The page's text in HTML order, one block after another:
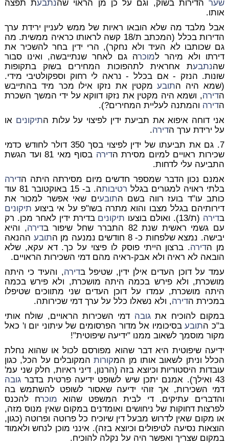
שערהדירות בשוק, וגם על כן מן הראוי שהנתבעת תפצה
אותו.
אבל מלבד מה שלא הובאו ראיות של ממש לעניין ירידת ערך
הדירות בכלל (המכתב ת/18 קשה לראותו כראיה ממשית. מה
גם שכותבו לא העיד ולא נחקר), הרי ידין בחר להשכיר את
דירתו ולא מיהר למוכרה גם לאחר שנתייבשה, ואינו סבור
שהנתבעת אחראית לתהפוכות המחירים בשוק בתקופות
שונות. הנזק - אם בכלל - נראה לי רחוק וספקולטיבי מידי.
(שמא היה התובעמקטין את נזקו אילו מכר מיד בהתייבש
הדירה, ושמא היה מקטין את נזקו דווקא על ידי המשך השכרת
הדירה והמתנה לעליית המחירים?).
אני דוחה איפוא את תביעת ידין לפיצוי על עלות התיקונים או
על ירידת ערך הדירה.
7. גם את תביעתו של ידין לפיצוי בסך 350 דולר לחודש כדמי
שכירות ראויים למיום מסירת הדירה
בסוף מאי 81 ועד הגשת
התביעה עלי לדחות.
אמנם נכון הדבר שמספר חדשים מיום מסירתה היתה הדירה
בלתי ראויה למגורים בגלל רטיבות
ה. ב- 15 באוקטובר 81 עוד
כותב עו"ד בועז רווה בשם התובעים שאי אפשר למכור את
דירותיהם בגלל מצבו והוא מתרה בשו"פ על אי ביצוע תיקונים
בדירה (ת/13). ואולם בוצעו תיקונים בדירת ידין לאחר מכן. רק
עם גשמי ראשית שנת 82 התברר שחל שיפור ב
דירה, והיא
יבישה. נמצא שלפחות כ- 8 חודשים נמנעה מן ה
תובע ההנאה
מן הדירה. ברצון הייתי פוסק לו פיצוי על כך. דא עקא, שלא
הובאה לא ראיה ולא אבק-ראיה מהם דמי השכירות הראויים.
עמד על דוכן העדים אילן ידין, שטיפל בדירה, והעיד כי היתה
מושכרת, ולא פירש בכמה היתה מושכרת, ולא פירש בכמה
היתה מושכרת, עמדו על דוכן העדים שני מתווכים שטיפלו
במכירת הדירה, ולא נשאלו כלל על ערך דמי שכירותה.
במקום להוכיח אתגובה דמי השכירות הראויים, שולח אותי
ב"כ התובעבסיכומיו אל מדור הפרסומים של עיתוני יום ו' כאל
מקור מוסמך לשאוב ממנו "ידיעה שיפוטית"!
ידיעה שיפוטית היא דבר שהוא מפורסם לכול או שהוא נחלת
הכלל וניתן לשאוב אותו מן המקורותהמקובלים על הכל, כגון
עובדות היסטוריות וכיוצא בזה (הרנון, דיני ראיות, חלק שני עמ'
43 ואילך). אמנם יתכן שיש לשופט ידיעה פרטית בדבר
גובה
דמי השכירות, אך זוהי ידיעה שאסור לשופט להשתמש בה
והדברים עתיקים. די לבית המשפט שהוא מוכרח להכנס
לפרצות דחוקות של ניחושים ואומדנים במקום שאין מנוס מזה,
או מקום שאין לדרוש מבעל דין שיוכיח כל פרוטה ופרוטה (כגון,
הוצאות נסיעה לטיפולים וכיוצא בזה). אינני מוכן לנחש ולאמוד
במקום שצריך ואפשר היה על נקלה להוכיח.